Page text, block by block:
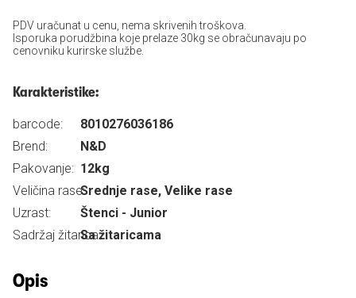
PDV uračunat u cenu, nema skrivenih troškova.
Isporuka porudžbina koje prelaze 30kg se obračunavaju po
cenovniku kurirske službe.
Karakteristike:
barcode:
8010276036186
Brend:
N&D
Pakovanje: 12kg
Veličina rase:Srednje rase, Velike rase
Uzrast:
Štenci - Junior
Sadržaj žitarica:Sa žitaricama
Opis